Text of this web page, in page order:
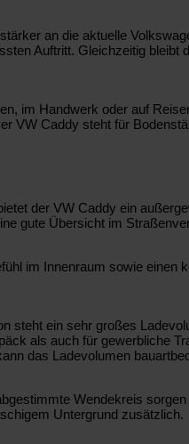
an die aktuelle
Auftritt. Gleichzeitig
im Handwerk oder auf
Caddy steht für
der VW Caddy ein
gute Übersicht im
im Innenraum sowie
steht ein sehr großes
als auch für gewerbliche
das Ladevolumen
Wendekreis
Untergrund zusätzlich.